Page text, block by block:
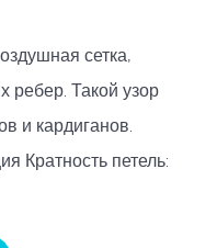
сетка,
ребер. Такой узор
и кардиганов.
Кратность петель: